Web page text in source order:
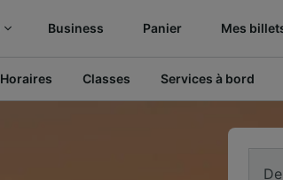
Business Panier Mes
Horaires Classes Services à bord
De